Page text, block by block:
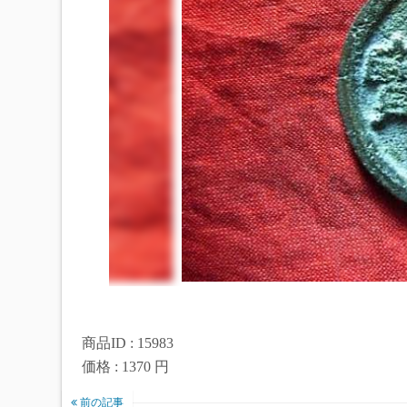
商品ID : 15983
価格 : 1370 円
前の記事